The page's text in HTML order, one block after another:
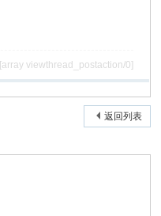
[array viewthread_postaction/0]
返回列表